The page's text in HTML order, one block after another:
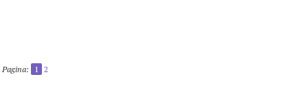
Pagina: 1 2